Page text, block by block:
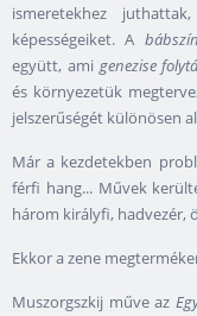
ismeretekhez
képességeiket. A
együtt, ami genezise
és környezetük
jelszerűségét különösen
Már a kezdetekben
férfi hang... Művek
három királyfi, hadvezér,
Ekkor a zene
Muszorgszkij műve az